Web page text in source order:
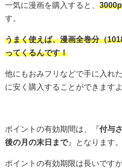
一気に漫画を購入すると、
す。
うまく使えば、漫画全巻分（
ってくるんです！
他にもおみフリなどで手に入れ
に安く購入することができますよ
ポイントの有効期間は、『付与
後の月の末日まで』となります。
ポイントの有効期限は長いです